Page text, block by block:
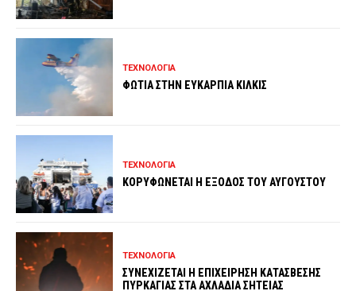
ΤΕΧΝΟΛΟΓΙΑ
ΦΩΤΙΑ ΣΤΗΝ ΕΥΚΑΡΠΙΑ ΚΙΛΚΙΣ
ΤΕΧΝΟΛΟΓΙΑ
ΚΟΡΥΦΩΝΕΤΑΙ Η ΕΞΟΔΟΣ ΤΟΥ ΑΥΓΟΥΣΤΟΥ
ΤΕΧΝΟΛΟΓΙΑ
ΣΥΝΕΧΙΖΕΤΑΙ Η ΕΠΙΧΕΙΡΗΣΗ ΚΑΤΑΣΒΕΣΗΣ
ΠΥΡΚΑΓΙΑΣ ΣΤΑ ΑΧΛΑΔΙΑ ΣΗΤΕΙΑΣ